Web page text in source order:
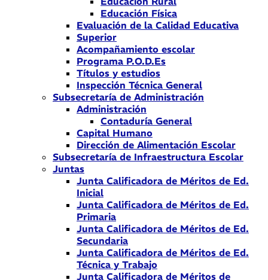
Educación Física
Evaluación de la Calidad Educativa
Superior
Acompañamiento escolar
Programa P.O.D.Es
Títulos y estudios
Inspección Técnica General
Subsecretaría de Administración
Administración
Contaduría General
Capital Humano
Dirección de Alimentación Escolar
Subsecretaría de Infraestructura Escolar
Juntas
Junta Calificadora de Méritos de Ed.
Inicial
Junta Calificadora de Méritos de Ed.
Primaria
Junta Calificadora de Méritos de Ed.
Secundaria
Junta Calificadora de Méritos de Ed.
Técnica y Trabajo
Junta Calificadora de Méritos de